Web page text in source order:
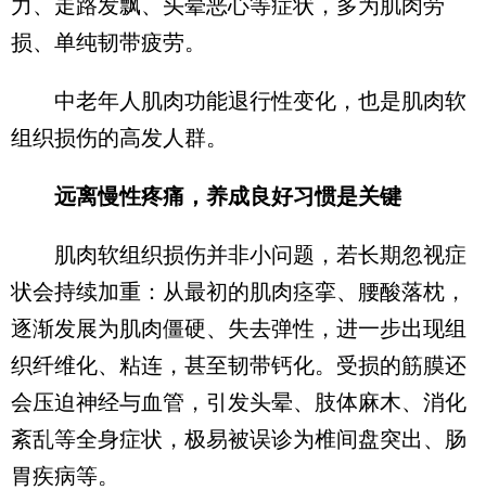
力、走路发飘、头晕恶心等症状，多为肌肉劳
损、单纯韧带疲劳。
中老年人肌肉功能退行性变化，也是肌肉软
组织损伤的高发人群。
远离慢性疼痛，养成良好习惯是关键
肌肉软组织损伤并非小问题，若长期忽视症
状会持续加重：从最初的肌肉痉挛、腰酸落枕，
逐渐发展为肌肉僵硬、失去弹性，进一步出现组
织纤维化、粘连，甚至韧带钙化。受损的筋膜还
会压迫神经与血管，引发头晕、肢体麻木、消化
紊乱等全身症状，极易被误诊为椎间盘突出、肠
胃疾病等。